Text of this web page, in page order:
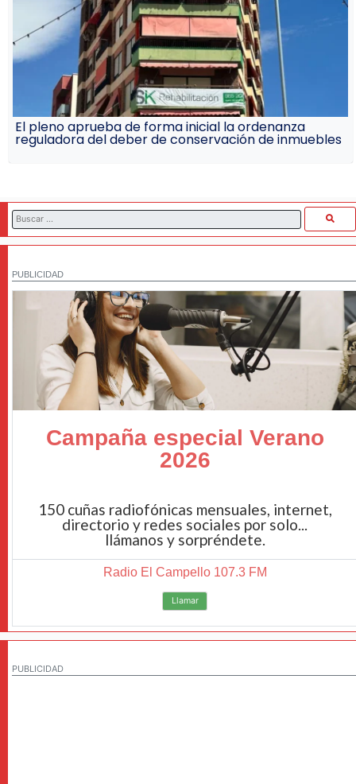
El pleno aprueba de forma inicial la ordenanza
reguladora del deber de conservación de inmuebles
PUBLICIDAD
Campaña especial Verano
2026
150 cuñas radiofónicas mensuales, internet,
directorio y redes sociales por solo...
llámanos y sorpréndete.
Radio El Campello 107.3 FM
Llamar
PUBLICIDAD